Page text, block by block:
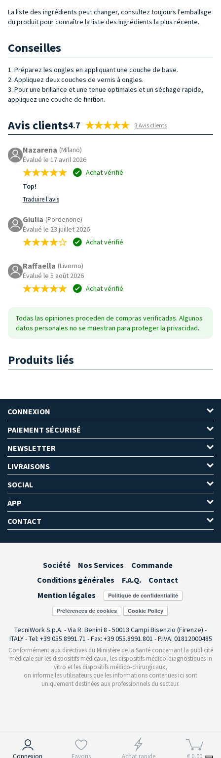
Connexion Favoris Achat rapide € 0,00
La liste des ingrédients peut changer, consultez toujours l'emballage
du produit pour connaître la liste des ingrédients la plus récente.
Conseilles
1. Préparez les ongles en appliquant une couche de base.
2. Appliquez deux couches de vernis à ongles.
3. Pour une brillance et une tenue optimales et un séchage rapide,
appliquez une couche de finition.
Avis clients4.7 3 Avis clients
Nazarena (Milano)
Évalué le 17 avril 2026
Achat vérifié
Top!
Traduire l'avis
Giulia (Pordenone)
Évalué le 23 juillet 2026
Achat vérifié
Raffaella (Livorno)
Évalué le 5 août 2026
Achat vérifié
Todas las opiniones proceden de compras verificadas. Algunos
datos personales no se muestran para proteger la privacidad.
Produits liés
CONNEXION
PAIEMENT SÉCURISÉ
NEWSLETTER
LIVRAISONS
SOCIAL
APP
CONTACT
Société Nos Services
Commande
Conditions générales
F.A.Q.
Contact
Mention légales
Préférences de cookies
TecniWork S.p.A. - Via R. Benini 8 - 50013 Campi Bisenzio (Firenze) -
ITALY - Tel: +39 055.8991.71 - Fax: +39 055.8991.801 - P.IVA: 01812000485
Conformément aux directives du Ministère de la Santé concernant la publicité
médicale sur les dispositifs médicaux, les dispositifs médico-diagnostiques in
vitro et les dispositifs médico-chirurgicaux,
on informe les utilisateurs que les informations contenues ici sont
uniquement destinées aux professionnels du secteur.
Notification lors de la collecte